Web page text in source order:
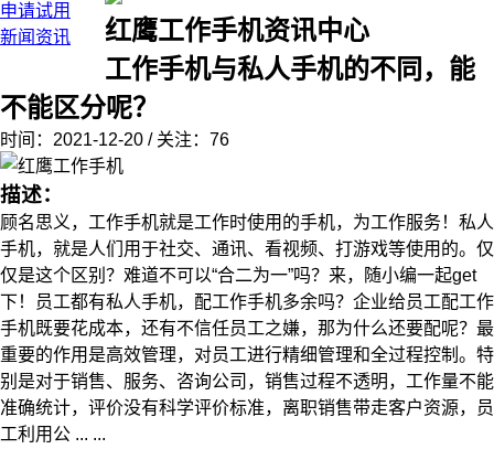
申请试用
新闻资讯
红鹰工作手机资讯中心
工作手机与私人手机的不同，能
不能区分呢？
时间：2021-12-20 / 关注：76
描述：
顾名思义，工作手机就是工作时使用的手机，为工作服务！私人
手机，就是人们用于社交、通讯、看视频、打游戏等使用的。仅
仅是这个区别？难道不可以“合二为一”吗？来，随小编一起get
下！员工都有私人手机，配工作手机多余吗？企业给员工配工作
手机既要花成本，还有不信任员工之嫌，那为什么还要配呢？最
重要的作用是高效管理，对员工进行精细管理和全过程控制。特
别是对于销售、服务、咨询公司，销售过程不透明，工作量不能
准确统计，评价没有科学评价标准，离职销售带走客户资源，员
工利用公 ... ...